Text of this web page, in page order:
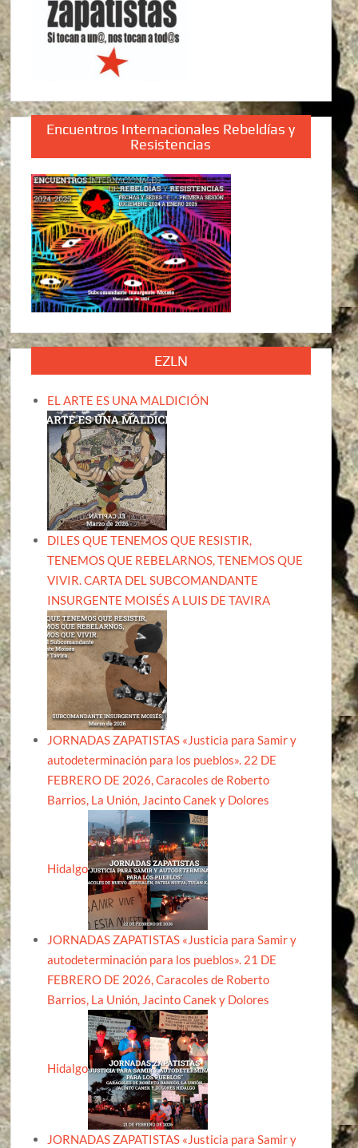
Encuentros Internacionales Rebeldías y
Resistencias
EZLN
EL ARTE ES UNA MALDICIÓN
DILES QUE TENEMOS QUE RESISTIR,
TENEMOS QUE REBELARNOS, TENEMOS QUE
VIVIR. CARTA DEL SUBCOMANDANTE
INSURGENTE MOISÉS A LUIS DE TAVIRA
JORNADAS ZAPATISTAS «Justicia para Samir y
autodeterminación para los pueblos». 22 DE
FEBRERO DE 2026, Caracoles de Roberto
Barrios, La Unión, Jacinto Canek y Dolores
Hidalgo
JORNADAS ZAPATISTAS «Justicia para Samir y
autodeterminación para los pueblos». 21 DE
FEBRERO DE 2026, Caracoles de Roberto
Barrios, La Unión, Jacinto Canek y Dolores
Hidalgo
JORNADAS ZAPATISTAS «Justicia para Samir y